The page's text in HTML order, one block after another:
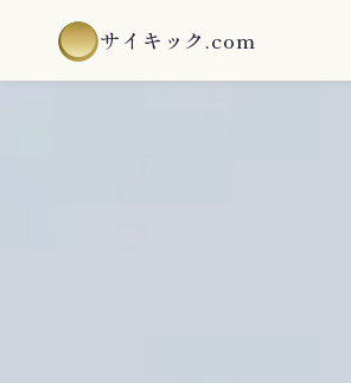
サイキック.com